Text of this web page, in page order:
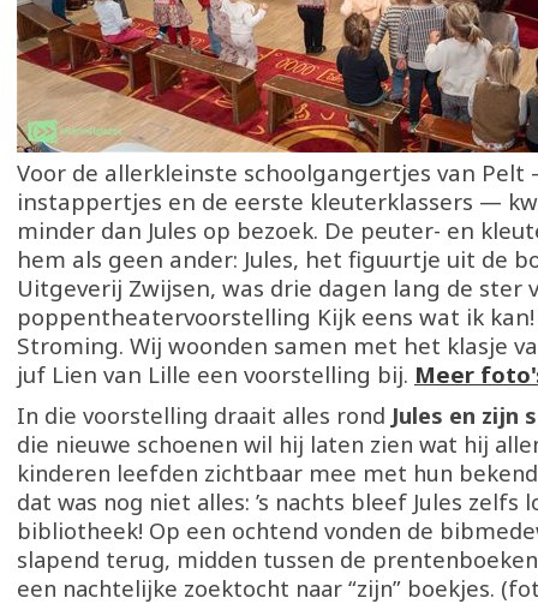
Voor de allerkleinste schoolgangertjes van Pelt
instappertjes en de eerste kleuterklassers —
minder dan Jules op bezoek. De peuter- en
hem als geen ander: Jules, het figuurtje uit de
Uitgeverij Zwijsen, was drie dagen lang de ster
poppentheatervoorstelling Kijk eens wat ik
Stroming. Wij woonden samen met het klasje
juf Lien van Lille een voorstelling bij. Meer
In die voorstelling draait alles rond Jules en zijn
die nieuwe schoenen wil hij laten zien wat hij
kinderen leefden zichtbaar mee met hun
dat was nog niet alles: ’s nachts bleef Jules zelfs
bibliotheek! Op een ochtend vonden de
slapend terug, midden tussen de
een nachtelijke zoektocht naar “zijn” boekjes.